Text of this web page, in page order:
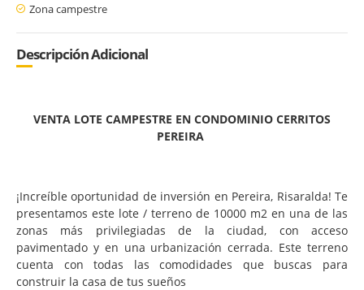
Zona campestre
Descripción Adicional
VENTA LOTE CAMPESTRE EN CONDOMINIO CERRITOS
PEREIRA
¡Increíble oportunidad de inversión en Pereira, Risaralda! Te
presentamos este lote / terreno de 10000 m2 en una de las
zonas más privilegiadas de la ciudad, con acceso
pavimentado y en una urbanización cerrada. Este terreno
cuenta con todas las comodidades que buscas para
construir la casa de tus sueños